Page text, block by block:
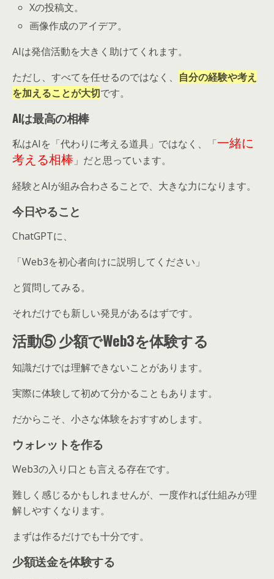
Xの投稿文。
画像作成のアイデア。
AIは発信活動を大きく助けてくれます。
ただし、すべてを任せるのではなく、 自分の経験や考え
を加えることが大切です。
AIは最高の相棒
私はAIを「代わりに考える道具」ではなく、「一緒に
考える相棒 」だと思っています。
経験とAIが組み合わさることで、大きな力になります。
今日やること
ChatGPTに、
「Web3を初心者向けに説明してください」
と質問してみる。
それだけでも新しい発見があるはずです。
活動⑤ 少額でWeb3を体験する
知識だけでは理解できないことがあります。
実際に体験して初めて分かることもあります。
だからこそ、小さな体験をおすすめします。
ウォレットを作る
Web3の入り口とも言える存在です。
難しく感じるかもしれませんが、一度作れば仕組みが理
解しやすくなります。
まずは作るだけでも十分です。
少額送金を体験する